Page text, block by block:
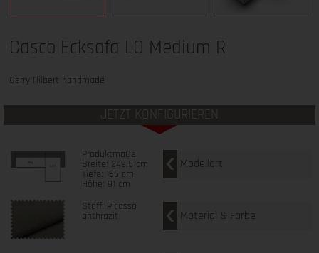
Casco Ecksofa LO Medium R
Gerry Hilbert handmade
JETZT KONFIGURIEREN
Produktmaße
Breite: 249.5 cm
Tiefe: 165 cm
Höhe: 91 cm
Modellart
Stoff: Picasso
anthrazit Material & Farbe